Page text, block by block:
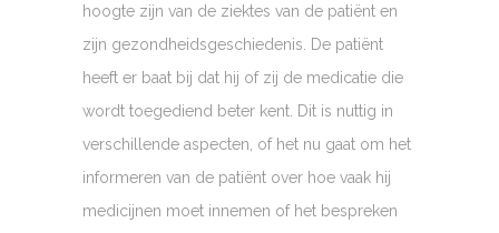
hoogte zijn van de ziektes van de patiënt en
zijn gezondheidsgeschiedenis. De patiënt
heeft er baat bij dat hij of zij de medicatie die
wordt toegediend beter kent. Dit is nuttig in
verschillende aspecten, of het nu gaat om het
informeren van de patiënt over hoe vaak hij
medicijnen moet innemen of het bespreken